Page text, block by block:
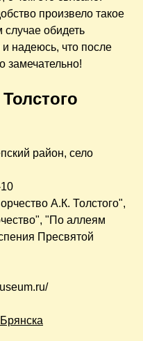
произвело такое
случае обидеть
надеюсь, что после
замечательно!
район, село
А.К. Толстого",
"По аллеям
Пресвятой